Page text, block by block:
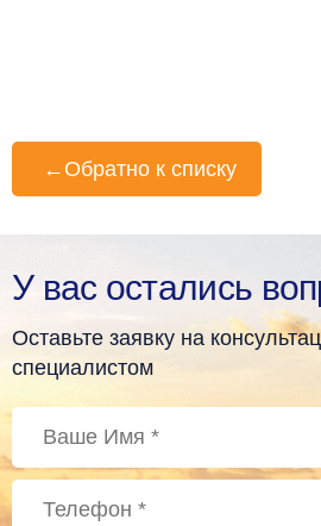
← Обратно к списку
У вас остались
Оставьте заявку на
специалистом